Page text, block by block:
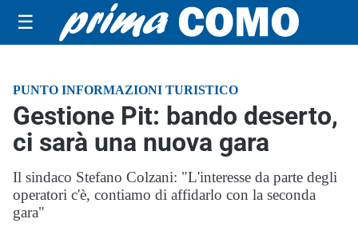
☰
PUNTO INFORMAZIONI TURISTICO
Gestione Pit: bando deserto,
ci sarà una nuova gara
Il sindaco Stefano Colzani: "L'interesse da parte degli
operatori c'è, contiamo di affidarlo con la seconda
gara"